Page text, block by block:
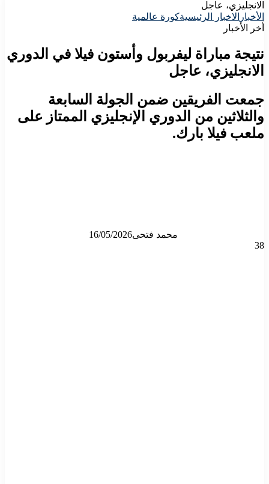
الانجليزي، عاجل
الأخبار الاخبار الرئيسيةكورة عالمية
أخر الأخبار
نتيجة مباراة ليفربول وأستون فيلا في الدوري
الانجليزي، عاجل
جمعت الفريقين ضمن الجولة السابعة
والثلاثين من الدوري الإنجليزي الممتاز على
ملعب فيلا بارك.
محمد فتحى16/05/2026
38